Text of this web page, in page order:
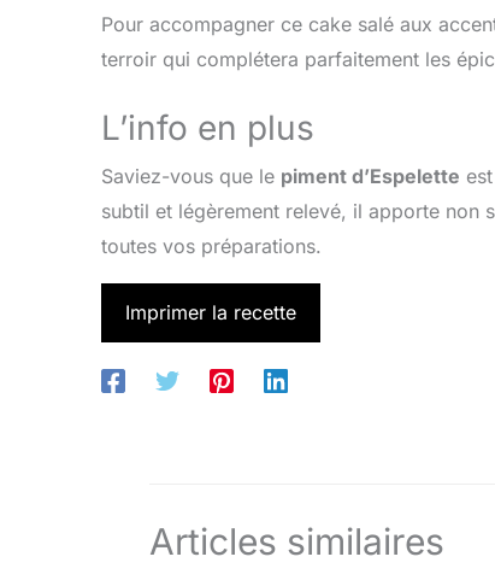
Pour accompagner ce cake salé aux
terroir qui complétera parfaitement les
L’info en plus
Saviez-vous que le piment d’Espelette
subtil et légèrement relevé, il apporte non
toutes vos préparations.
Imprimer la recette
Articles similaires